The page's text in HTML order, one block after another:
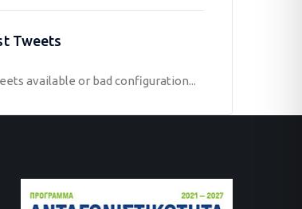
Tweets
available or bad configuration...